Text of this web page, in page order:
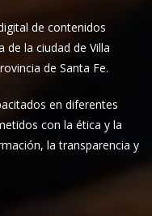
de contenidos
de la ciudad de Villa
de Santa Fe.
en diferentes
con la ética y la
la transparencia y